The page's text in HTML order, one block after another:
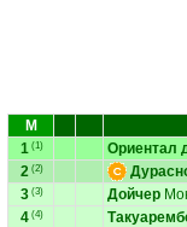
М
1 (1) Ориентал
2 (2)
3 (3) Дойчер
4 (4)